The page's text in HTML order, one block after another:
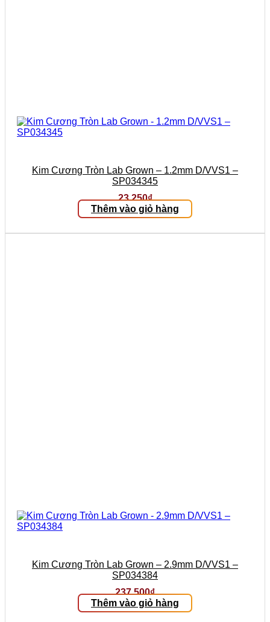
Kim Cương Tròn Lab Grown – 1.2mm D/VVS1 –
SP034345
23.250₫
Thêm vào giỏ hàng
Kim Cương Tròn Lab Grown – 2.9mm D/VVS1 –
SP034384
237.500₫
Thêm vào giỏ hàng